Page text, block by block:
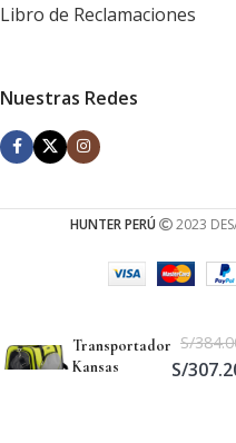
Libro de Reclamaciones
Nuestras Redes
HUNTER PERÚ 2023
Transportador
Kansas
S/
S/